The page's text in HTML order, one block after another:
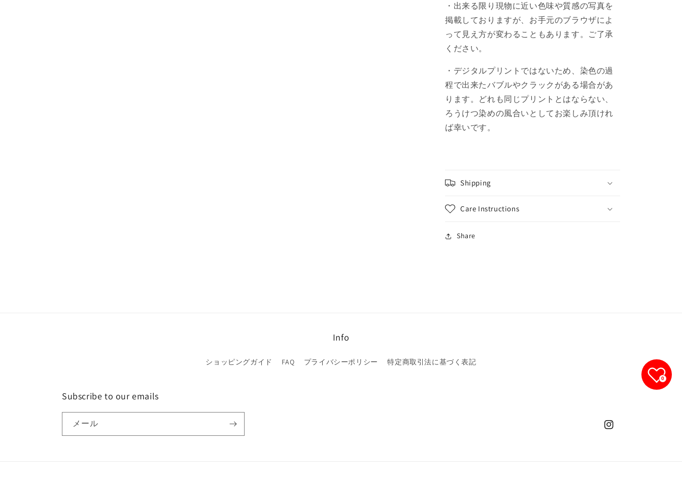
・出来る限り現物に近い色味や質感の写真を
掲載しておりますが、お手元のブラウザによ
って見え方が変わることもあります。ご了承
ください。
・デジタルプリントではないため、染色の過
程で出来たバブルやクラックがある場合があ
ります。どれも同じプリントとはならない、
ろうけつ染めの風合いとしてお楽しみ頂けれ
ば幸いです。
Shipping
Care Instructions
Share
Info
ショッピングガイド FAQ プライバシーポリシー 特定商取引法に基づく表記
Subscribe to our emails
メール
Instagram
0